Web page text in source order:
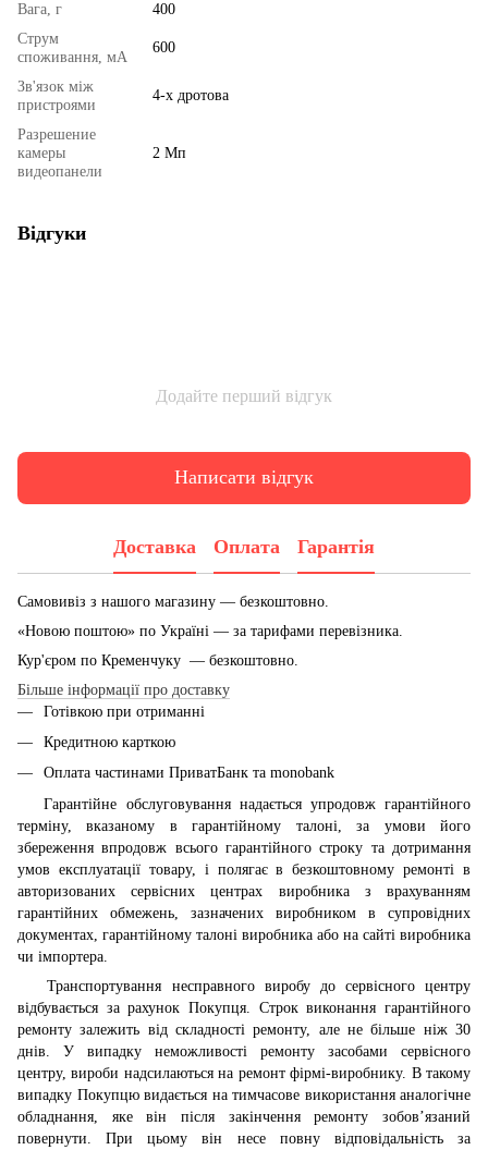
Вага, г
400
Струм
споживання, мА
600
Зв'язок між
пристроями
4-х дротова
Разрешение
камеры
видеопанели
2 Мп
Відгуки
Додайте перший відгук
Написати відгук
Доставка Оплата Гарантія
Самовивіз з нашого магазину — безкоштовно.
«Новою поштою» по Україні — за тарифами перевізника.
Кур'єром по Кременчуку — безкоштовно.
Більше інформації про доставку
Готівкою при отриманні
Кредитною карткою
Оплата частинами ПриватБанк та monobank
Гарантійне обслуговування надається упродовж гарантійного
терміну, вказаному в гарантійному талоні, за умови його
збереження впродовж всього гарантійного строку та дотримання
умов експлуатації товару, і полягає в безкоштовному ремонті в
авторизованих сервісних центрах виробника з врахуванням
гарантійних обмежень, зазначених виробником в супровідних
документах, гарантійному талоні виробника або на сайті виробника
чи імпортера.
Транспортування несправного виробу до сервісного центру
відбувається за рахунок Покупця. Строк виконання гарантійного
ремонту залежить від складності ремонту, але не більше ніж 30
днів. У випадку неможливості ремонту засобами сервісного
центру, вироби надсилаються на ремонт фірмі-виробнику. В такому
випадку Покупцю видається на тимчасове використання аналогічне
обладнання, яке він після закінчення ремонту зобов’язаний
повернути. При цьому він несе повну відповідальність за